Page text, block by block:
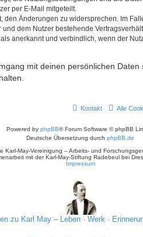
per E-Mail mitgeteilt.
den Änderungen zu widersprechen. Im
dem Nutzer bestehende
anerkannt und verbindlich, wenn der
mit deinen persönlichen Daten
Alle
Kontakt
Powered by phpBB® Forum Software © phpBB
Deutsche Übersetzung durch phpBB.de
Karl-May-Vereinigung – Arbeits- und
mit der Karl-May-Stiftung Radebeul bei
Impressum
zu Karl May – Leben · Werk ·